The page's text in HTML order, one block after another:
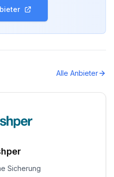
Alle Anbieter
Sicherung